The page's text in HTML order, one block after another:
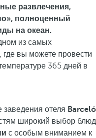
развлечения,
полноценный
на океан.
из самых
вы можете провести
365 дней в
заведения отеля Barceló
широкий выбор блюд
с особым вниманием к